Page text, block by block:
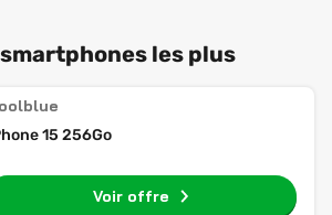
les plus
15 256Go
Voir offre